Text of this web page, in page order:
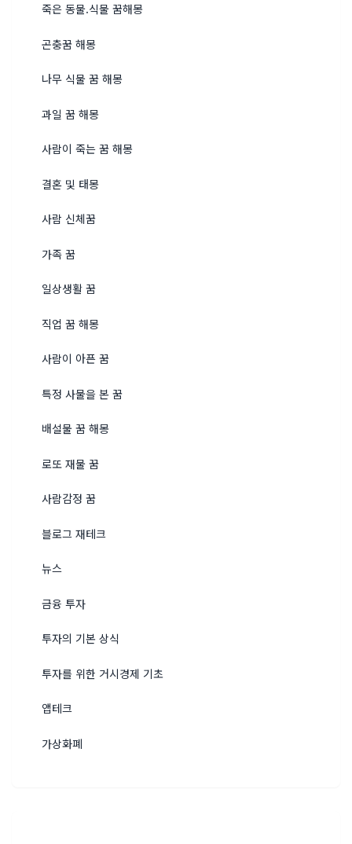
죽은 동물.식물 꿈해몽
곤충꿈 해몽
나무 식물 꿈 해몽
과일 꿈 해몽
사람이 죽는 꿈 해몽
결혼 및 태몽
사람 신체꿈
가족 꿈
일상생활 꿈
직업 꿈 해몽
사람이 아픈 꿈
특정 사물을 본 꿈
배설물 꿈 해몽
로또 재물 꿈
사람감정 꿈
블로그 재테크
뉴스
금융 투자
투자의 기본 상식
투자를 위한 거시경제 기초
앱테크
가상화폐